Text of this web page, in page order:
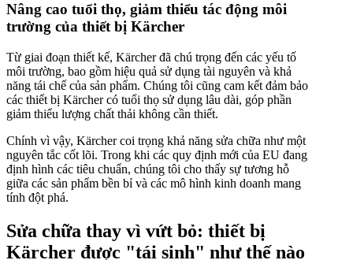
Nâng cao tuổi thọ, giảm thiểu tác động môi
trường của thiết bị Kärcher
Từ giai đoạn thiết kế, Kärcher đã chú trọng đến các yếu tố
môi trường, bao gồm hiệu quả sử dụng tài nguyên và khả
năng tái chế của sản phẩm. Chúng tôi cũng cam kết đảm bảo
các thiết bị Kärcher có tuổi thọ sử dụng lâu dài, góp phần
giảm thiểu lượng chất thải không cần thiết.
Chính vì vậy, Kärcher coi trọng khả năng sửa chữa như một
nguyên tắc cốt lõi. Trong khi các quy định mới của EU đang
định hình các tiêu chuẩn, chúng tôi cho thấy sự tương hỗ
giữa các sản phẩm bền bỉ và các mô hình kinh doanh mang
tính đột phá.
Sửa chữa thay vì vứt bỏ: thiết bị
Kärcher được "tái sinh" như thế nào